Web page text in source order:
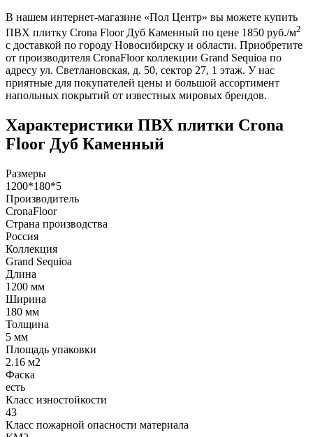
В нашем интернет-магазине «Пол Центр» вы можете купить
ПВХ плитку Crona Floor Дуб Каменный по цене 1850 руб./м2
с доставкой по городу Новосибирску и области. Приобретите
от производителя CronaFloor коллекции Grand Sequioa по
адресу ул. Светлановская, д. 50, сектор 27, 1 этаж. У нас
приятные для покупателей цены и большой ассортимент
напольных покрытий от известных мировых брендов.
Характеристики ПВХ плитки Crona
Floor Дуб Каменный
Размеры
1200*180*5
Производитель
CronaFloor
Страна производства
Россия
Коллекция
Grand Sequioa
Длина
1200 мм
Ширина
180 мм
Толщина
5 мм
Площадь упаковки
2.16 м2
Фаска
есть
Класс изностойкости
43
Класс пожарной опасности материала